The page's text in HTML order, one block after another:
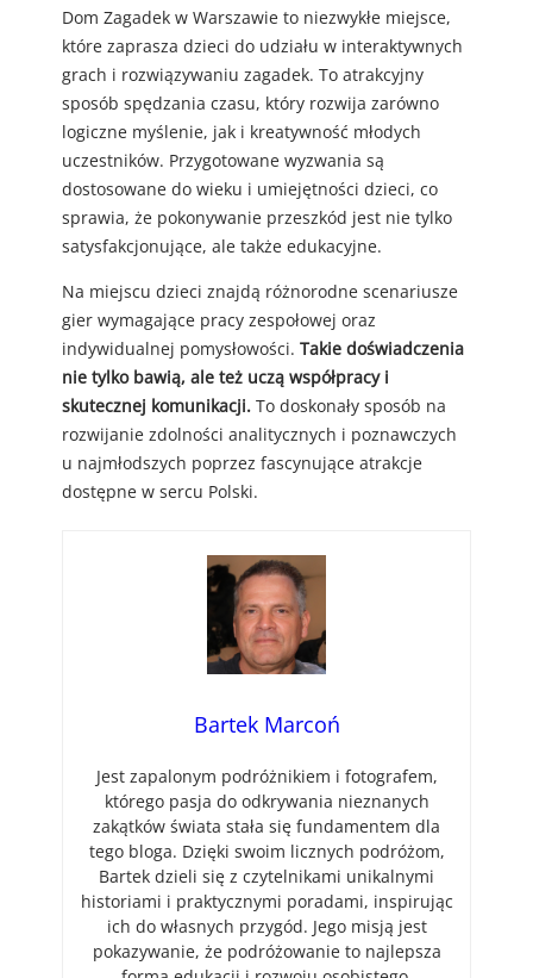
Dom Zagadek w Warszawie to niezwykłe miejsce,
które zaprasza dzieci do udziału w interaktywnych
grach i rozwiązywaniu zagadek. To atrakcyjny
sposób spędzania czasu, który rozwija zarówno
logiczne myślenie, jak i kreatywność młodych
uczestników. Przygotowane wyzwania są
dostosowane do wieku i umiejętności dzieci, co
sprawia, że pokonywanie przeszkód jest nie tylko
satysfakcjonujące, ale także edukacyjne.
Na miejscu dzieci znajdą różnorodne scenariusze
gier wymagające pracy zespołowej oraz
indywidualnej pomysłowości. Takie doświadczenia
nie tylko bawią, ale też uczą współpracy i
skutecznej komunikacji. To doskonały sposób na
rozwijanie zdolności analitycznych i poznawczych
u najmłodszych poprzez fascynujące atrakcje
dostępne w sercu Polski.
Bartek Marcoń
Jest zapalonym podróżnikiem i fotografem,
którego pasja do odkrywania nieznanych
zakątków świata stała się fundamentem dla
tego bloga. Dzięki swoim licznych podróżom,
Bartek dzieli się z czytelnikami unikalnymi
historiami i praktycznymi poradami, inspirując
ich do własnych przygód. Jego misją jest
pokazywanie, że podróżowanie to najlepsza